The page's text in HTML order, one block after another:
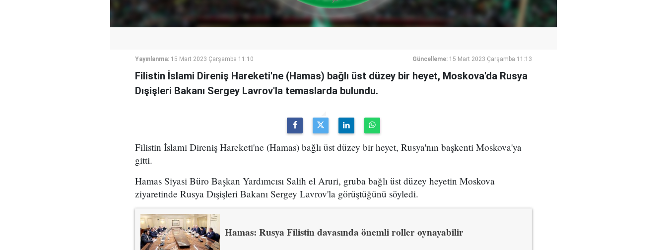
Yayınlanma: 15 Mart 2023 Çarşamba 11:10 Güncelleme: 15 Mart 2023 Çarşamba 11:13
Filistin İslami Direniş Hareketi'ne (Hamas) bağlı üst düzey bir heyet, Moskova'da Rusya
Dışişleri Bakanı Sergey Lavrov'la temaslarda bulundu.
Filistin İslami Direniş Hareketi'ne (Hamas) bağlı üst düzey bir heyet, Rusya'nın başkenti Moskova'ya
gitti.
Hamas Siyasi Büro Başkan Yardımcısı Salih el Aruri, gruba bağlı üst düzey heyetin Moskova
ziyaretinde Rusya Dışişleri Bakanı Sergey Lavrov'la görüştüğünü söyledi.
Hamas: Rusya Filistin davasında önemli roller oynayabilir